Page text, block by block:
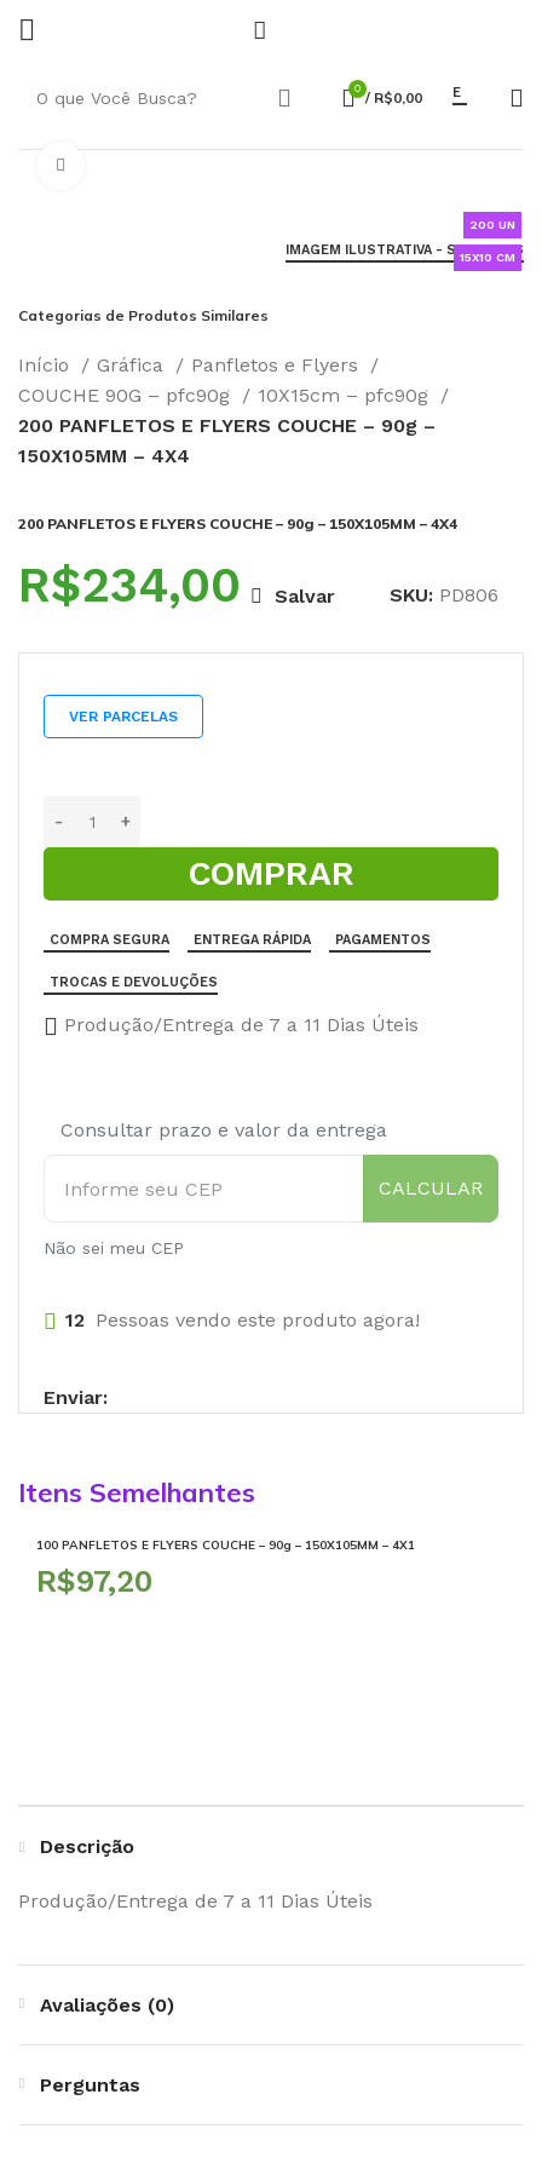
0 / R$0,00 E
200 UN
15X10 CM
IMAGEM ILUSTRATIVA - SAIBA MAIS
Categorias de Produtos Similares
Início Gráfica
Panfletos e Flyers
COUCHE 90G – pfc90g
10X15cm – pfc90g
200 PANFLETOS E FLYERS COUCHE – 90g –
150X105MM – 4X4
200 PANFLETOS E FLYERS COUCHE – 90g – 150X105MM – 4X4
R$ Salvar SKU: PD806
VER PARCELAS
COMPRAR
COMPRA SEGURA ENTREGA RÁPIDA PAGAMENTOS
TROCAS E DEVOLUÇÕES
Produção/Entrega de 7 a 11 Dias Úteis
Consultar prazo e valor da entrega
CALCULAR
Não sei meu CEP
12 Pessoas vendo este produto agora!
Enviar:
Itens Semelhantes
100 PANFLETOS E FLYERS COUCHE – 90g – 150X105MM – 4X1
R$
Descrição
Produção/Entrega de 7 a 11 Dias Úteis
Avaliações (0)
Perguntas